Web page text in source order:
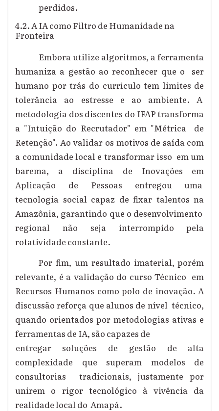
perdidos.
4.2. A IA como Filtro de Humanidade na
Fronteira
Embora utilize algoritmos, a ferramenta
humaniza a gestão ao reconhecer que o ser
humano por trás do currículo tem limites de
tolerância ao estresse e ao ambiente. A
metodologia dos discentes do IFAP transforma
a "Intuição do Recrutador" em "Métrica de
Retenção". Ao validar os motivos de saída com
a comunidade local e transformar isso em um
barema, a disciplina de Inovações em
Aplicação de Pessoas entregou uma
tecnologia social capaz de fixar talentos na
Amazônia, garantindo que o desenvolvimento
regional não seja interrompido pela
rotatividade constante.
Por fim, um resultado imaterial, porém
relevante, é a validação do curso Técnico em
Recursos Humanos como polo de inovação. A
discussão reforça que alunos de nível técnico,
quando orientados por metodologias ativas e
ferramentas de IA, são capazes de
entregar soluções de gestão de alta
complexidade que superam modelos de
consultorias tradicionais, justamente por
unirem o rigor tecnológico à vivência da
realidade local do Amapá.